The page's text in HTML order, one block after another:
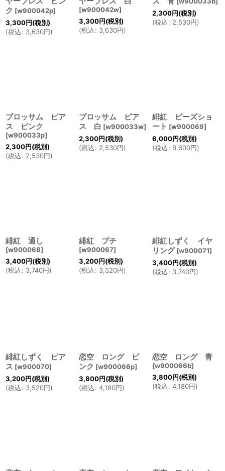
ク [w900042p]
3,300円(税別)
(税込: 3,630円)
[w900042w]
3,300円(税別)
(税込: 3,630円)
2,300円(税別)
(税込: 2,530円)
ブロッサム ピア
ス ピンク
[w900033p]
2,300円(税別)
(税込: 2,530円)
ブロッサム ピア
ス 白 [w900033w]
2,300円(税別)
(税込: 2,530円)
緋紅 ビーズショ
ート [w900069]
6,000円(税別)
(税込: 6,600円)
緋紅 通し
[w900068]
3,400円(税別)
(税込: 3,740円)
緋紅 プチ
[w900067]
3,200円(税別)
(税込: 3,520円)
緋紅しずく イヤ
リング [w900071]
3,400円(税別)
(税込: 3,740円)
緋紅しずく ピア
ス [w900070]
3,200円(税別)
(税込: 3,520円)
恋空 ロング ピ
ンク [w900066p]
3,800円(税別)
(税込: 4,180円)
恋空 ロング 青
[w900066b]
3,800円(税別)
(税込: 4,180円)